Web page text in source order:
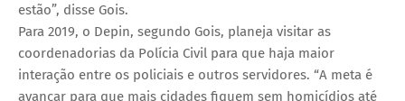
estão”, disse Gois.
Para 2019, o Depin, segundo Gois, planeja visitar as
coordenadorias da Polícia Civil para que haja maior
interação entre os policiais e outros servidores. “A meta é
avançar para que mais cidades fiquem sem homicídios até